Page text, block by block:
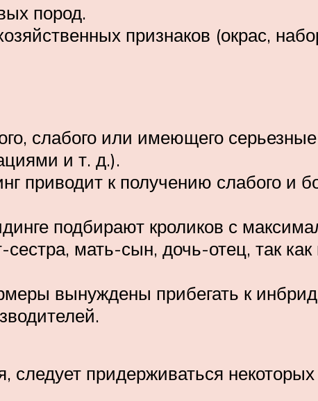
пород.
признаков (окрас,
слабого или имеющего
и т. д.).
приводит к получению слабого и
подбирают кроликов с
сестра, мать-сын, дочь-отец, так
вынуждены прибегать к
следует придерживаться